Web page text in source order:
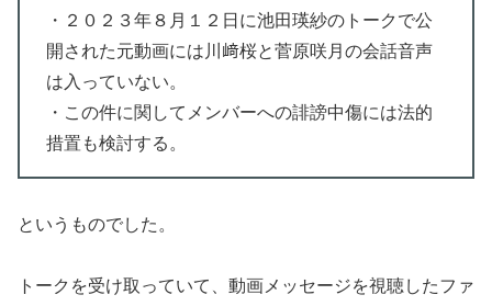
・２０２３年８月１２日に池田瑛紗のトークで公
開された元動画には川﨑桜と菅原咲月の会話音声
は入っていない。
・この件に関してメンバーへの誹謗中傷には法的
措置も検討する。
というものでした。
トークを受け取っていて、動画メッセージを視聴したファ